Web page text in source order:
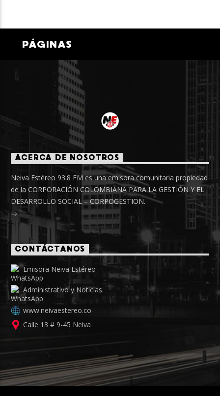
PÁGINAS
ACERCA DE NOSOTROS
Neiva Estéreo 93.8 FM es una emisora comunitaria propiedad
de la CORPORACIÓN COLOMBIANA PARA LA GESTIÓN Y EL
DESARROLLO SOCIAL – CORPOGESTION.
CONTÁCTANOS
Emisora Neiva Estéreo
Administrativo y Noticias
www.neivaestereo.co
Calle 13 # 9-45 Neiva